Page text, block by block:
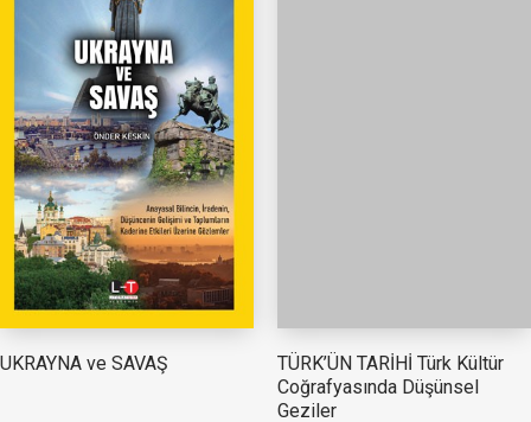
UKRAYNA ve SAVAŞ
TÜRK’ÜN TARİHİ Türk Kültür
Coğrafyasında Düşünsel
Geziler